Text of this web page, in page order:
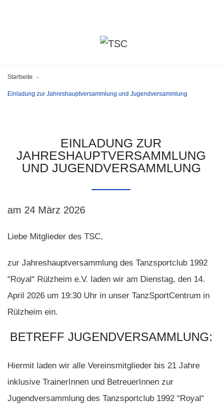
Startseite -
Einladung zur Jahreshauptversammlung und Jugendversammlung
EINLADUNG ZUR
JAHRESHAUPTVERSAMMLUNG
UND JUGENDVERSAMMLUNG
am 24 März 2026
Liebe Mitglieder des TSC,
zur Jahreshauptversammlung des Tanzsportclub 1992
“Royal“ Rülzheim e.V. laden wir am Dienstag, den 14.
April 2026 um 19:30 Uhr in unser TanzSportCentrum in
Rülzheim ein.
BETREFF JUGENDVERSAMMLUNG:
Hiermit laden wir alle Vereinsmitglieder bis 21 Jahre
inklusive TrainerInnen und BetreuerInnen zur
Jugendversammlung des Tanzsportclub 1992 “Royal“